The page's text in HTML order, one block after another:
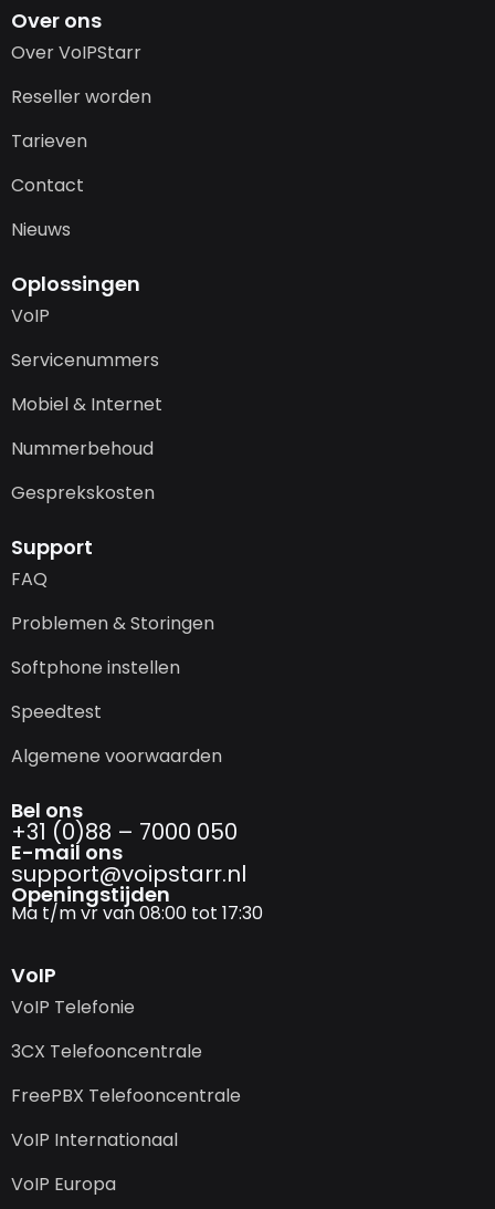
Over ons
Over VoIPStarr
Reseller worden
Tarieven
Contact
Nieuws
Oplossingen
VoIP
Servicenummers
Mobiel & Internet
Nummerbehoud
Gesprekskosten
Support
FAQ
Problemen & Storingen
Softphone instellen
Speedtest
Algemene voorwaarden
Bel ons
+31 (0)88 – 7000 050
E-mail ons
support@­voipstarr.nl
Openingstijden
Ma t/m vr van 08:00 tot 17:30
VoIP
VoIP Telefonie
3CX Telefooncentrale
FreePBX Telefooncentrale
VoIP Internationaal
VoIP Europa